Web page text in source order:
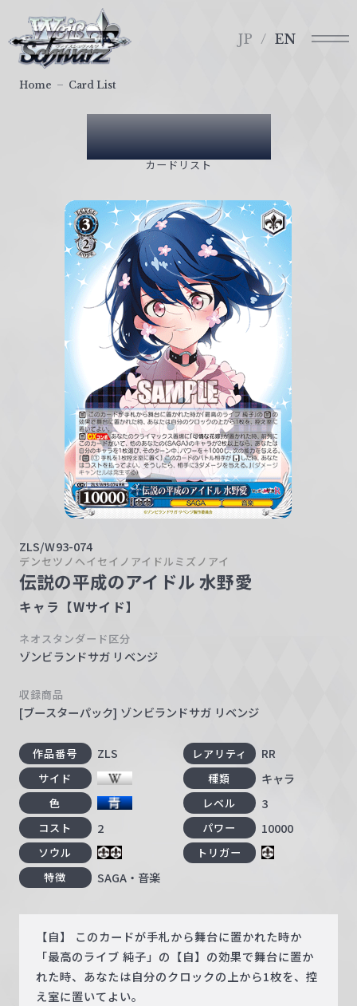
ァ
イ
JP EN
Card List
カードリスト
Home Card List
ZLS/W93-074
デンセツノヘイセイノアイドルミズノアイ
伝説の平成のアイドル 水野愛
キャラ【Wサイド】
ネオスタンダード区分
ゾンビランドサガ リベンジ
収録商品
[ブースターパック] ゾンビランドサガ リベンジ
作品番号 ZLS レアリティ RR
サイド 種類 キャラ
色 レベル 3
コスト 2 パワー 10000
ソウル
トリガー
特徴
SAGA・音楽
【自】 このカードが手札から舞台に置かれた時か
「最高のライブ 純子」の【自】の効果で舞台に置か
れた時、あなたは自分のクロックの上から1枚を、控
え室に置いてよい。